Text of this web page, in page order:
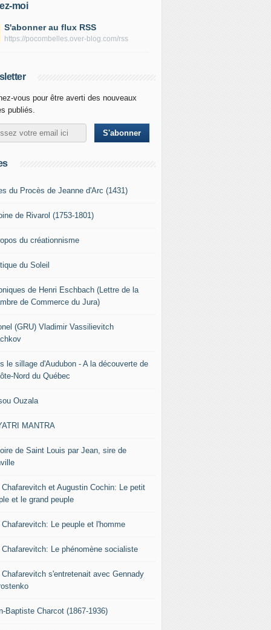
moi
S'abonner au flux RSS
https://pocombelles.over-blog.com/rss
vous pour être averti des nouveaux
publiés.
du Procès de Jeanne d'Arc (1431)
de Rivarol (1753-1801)
du créationnisme
du Soleil
de Henri Eschbach (Lettre de la
de Commerce du Jura)
(GRU) Vladimir Vassilievitch
le sillage d'Audubon - A la découverte de
Nord du Québec
Ouzala
MANTRA
de Saint Louis par Jean, sire de
Chafarevitch et Augustin Cochin: Le petit
et le grand peuple
Chafarevitch: Le peuple et l'homme
Chafarevitch: Le phénomène socialiste
Chafarevitch s'entretenait avec Gennady
Baptiste Charcot (1867-1936)